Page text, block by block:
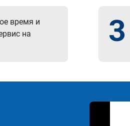
время и
на
3